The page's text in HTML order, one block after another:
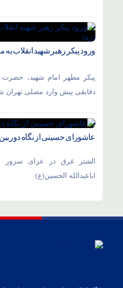
ورود پیکر رهبر شهید انقلاب
پیکر مطهر امام شهید،‌ حضرت
دقایقی پیش وارد مصلی تهران
عاشورای حسینی از نگاه دوربین
الشتر غرق در عزای سرور
اباعبدالله الحسین(ع)